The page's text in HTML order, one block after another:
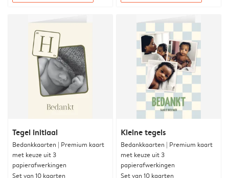
Tegel initiaal
Bedankkaarten | Premium kaart
met keuze uit 3
papierafwerkingen
Set van 10 kaarten
Kleine tegels
Bedankkaarten | Premium kaart
met keuze uit 3
papierafwerkingen
Set van 10 kaarten